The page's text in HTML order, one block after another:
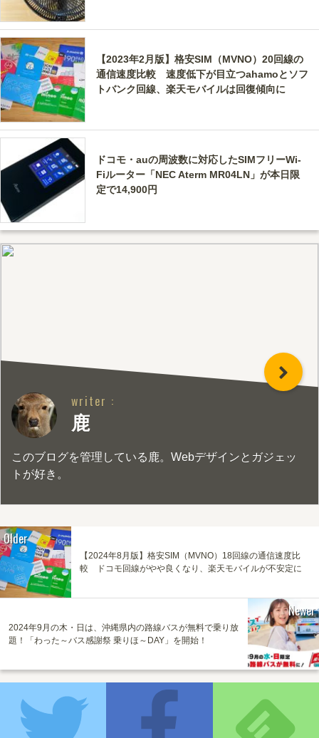
【2023年2月版】格安SIM（MVNO）20回線の
通信速度比較 速度低下が目立つahamoとソフ
トバンク回線、楽天モバイルは回復傾向に
ドコモ・auの周波数に対応したSIMフリーWi-
Fiルーター「NEC Aterm MR04LN」が本日限
定で14,900円
writer :
鹿
このブログを管理している鹿。Webデザインとガジェッ
トが好き。
Older
【2024年8月版】格安SIM（MVNO）18回線の通信速度比
較 ドコモ回線がやや良くなり、楽天モバイルが不安定に
2024年9月の木・日は、沖縄県内の路線バスが無料で乗り放
題！「わった～バス感謝祭 乗りほ～DAY」を開始！
Newer